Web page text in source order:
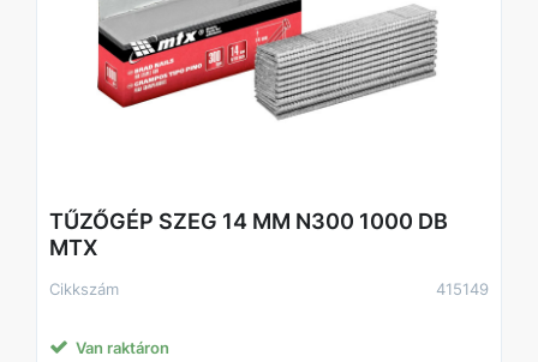
TŰZŐGÉP SZEG 14 MM N300 1000 DB
MTX
Cikkszám 415149
Van raktáron